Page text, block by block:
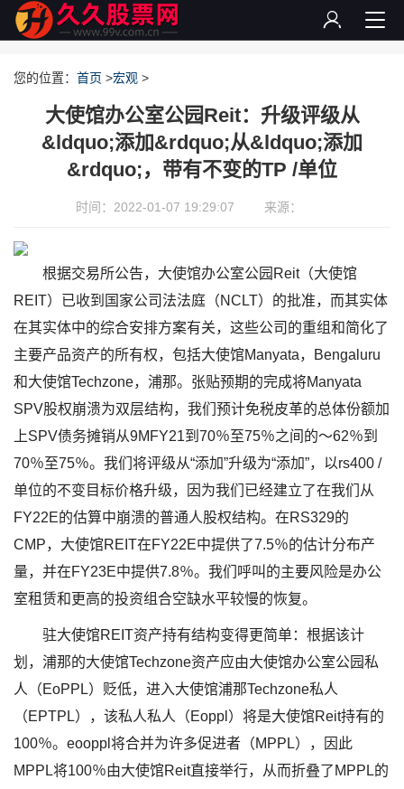
您的位置： 首页 >宏观 >
大使馆办公室公园Reit：升级评级从
&ldquo;添加&rdquo;从&ldquo;添加
&rdquo;，带有不变的TP /单位
时间：2022-01-07 19:29:07 来源：
根据交易所公告，大使馆办公室公园Reit（大使馆
REIT）已收到国家公司法法庭（NCLT）的批准，而其实体
在其实体中的综合安排方案有关，这些公司的重组和简化了
主要产品资产的所有权，包括大使馆Manyata，Bengaluru
和大使馆Techzone，浦那。张贴预期的完成将Manyata
SPV股权崩溃为双层结构，我们预计免税皮革的总体份额加
上SPV债务摊销从9MFY21到70％至75％之间的〜62％到
70％至75％。我们将评级从“添加”升级为“添加”，以rs400 /
单位的不变目标价格升级，因为我们已经建立了在我们从
FY22E的估算中崩溃的普通人股权结构。在RS329的
CMP，大使馆REIT在FY22E中提供了7.5％的估计分布产
量，并在FY23E中提供7.8％。我们呼叫的主要风险是办公
室租赁和更高的投资组合空缺水平较慢的恢复。
驻大使馆REIT资产持有结构变得更简单：根据该计
划，浦那的大使馆Techzone资产应由大使馆办公室公园私
人（EoPPL）贬低，进入大使馆浦那Techzone私人
（EPTPL），该私人私人（Eoppl）将是大使馆Reit持有的
100％。eooppl将合并为许多促进者（MPPL），因此
MPPL将100％由大使馆Reit直接举行，从而折叠了MPPL的